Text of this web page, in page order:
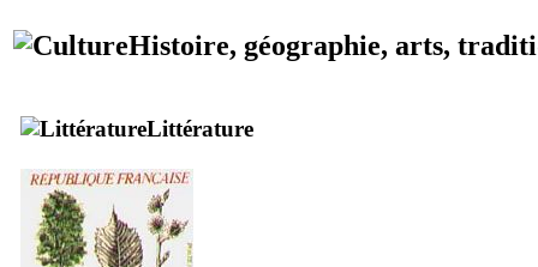
Histoire, géographie, arts,
Littérature